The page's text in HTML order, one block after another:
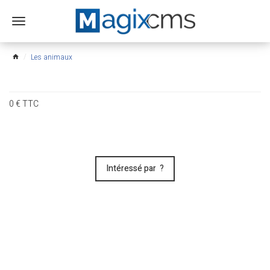
Ouvrir
menu
home Les animaux
0€TTC
Intéressé par ?